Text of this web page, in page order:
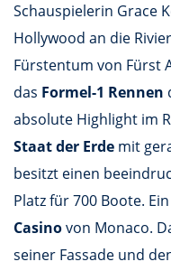
Schauspielerin Grace
Hollywood an die
Fürstentum von Fürst
das Formel-1 Rennen
absolute Highlight im
Staat der Erde mit
besitzt einen
Platz für 700 Boote.
Casinovon Monaco.
seiner Fassade und